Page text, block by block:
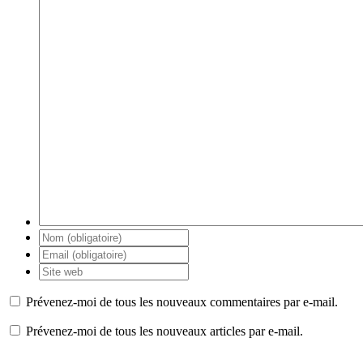
Prévenez-moi de tous les nouveaux commentaires par e-mail.
Prévenez-moi de tous les nouveaux articles par e-mail.